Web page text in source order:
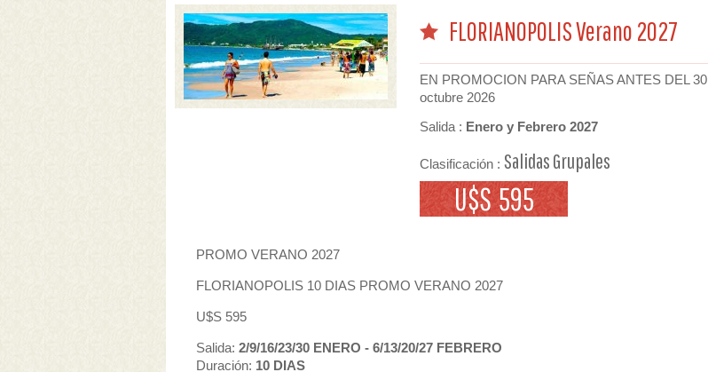
FLORIANOPOLIS Verano 2027
EN PROMOCION PARA SEÑAS ANTES DEL 30
octubre 2026
Salida : Enero y Febrero 2027
Clasificación : Salidas Grupales
U$S 595
PROMO VERANO 2027
FLORIANOPOLIS 10 DIAS PROMO VERANO 2027
U$S 595
Salida: 2/9/16/23/30 ENERO - 6/13/20/27 FEBRERO
Duración: 10 DIAS